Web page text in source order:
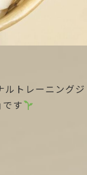
ルトレーニングジ
す